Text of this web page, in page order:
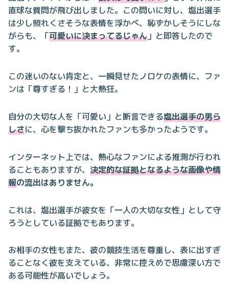
直球な質問が飛び出しました。この問いに対し、塩出選手
は少し照れくさそうな表情を浮かべ、恥ずかしそうにしな
がらも、「可愛いに決まってるじゃん」と即答したので
す。
この迷いのない肯定と、一瞬見せたノロケの表情に、ファ
ンは「尊すぎる！」と大熱狂。
自分の大切な人を「可愛い」と断言できる塩出選手の男ら
しさに、心を撃ち抜かれたファンも多かったようです。
インターネット上では、熱心なファンによる推測が行われ
ることもありますが、 決定的な証拠となるような画像や情
報の流出はありません。
これは、塩出選手が彼女を「一人の大切な女性」として守
ろうとしている証拠でもあります。
お相手の女性もまた、彼の競技生活を尊重し、表に出すぎ
ることなく彼を支えている、非常に控えめで思慮深い方で
ある可能性が高いでしょう。